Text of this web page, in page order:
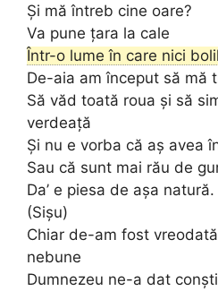
Și mă întreb cine oare?
Va pune țara la cale
Într-o lume în care nici
De-aia am început să mă
Să văd toată roua și să
verdeață
Și nu e vorba că aș avea
Sau că sunt mai rău de
Da’ e piesa de așa natură.
(Sișu)
Chiar de-am fost
nebune
Dumnezeu ne-a dat